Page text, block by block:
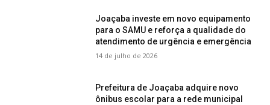
Joaçaba investe em novo equipamento
para o SAMU e reforça a qualidade do
atendimento de urgência e emergência
14 de julho de 2026
Prefeitura de Joaçaba adquire novo
ônibus escolar para a rede municipal